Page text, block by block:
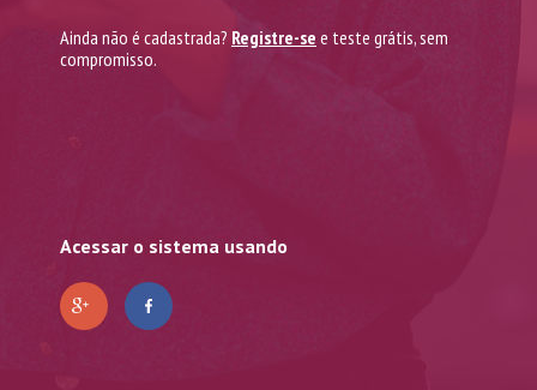
Ainda não é cadastrada? Registre-se e teste grátis, sem
compromisso.
Acessar o sistema usando